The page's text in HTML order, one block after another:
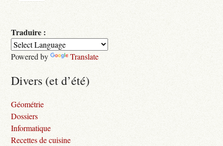
Traduire :
Powered by Translate
Divers (et d’été)
Géométrie
Dossiers
Informatique
Recettes de cuisine